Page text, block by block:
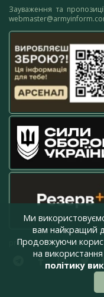
Зауваження та
press@armyinform.com.ua
Ми
вам найкращий
Продовжуючи
на
політику